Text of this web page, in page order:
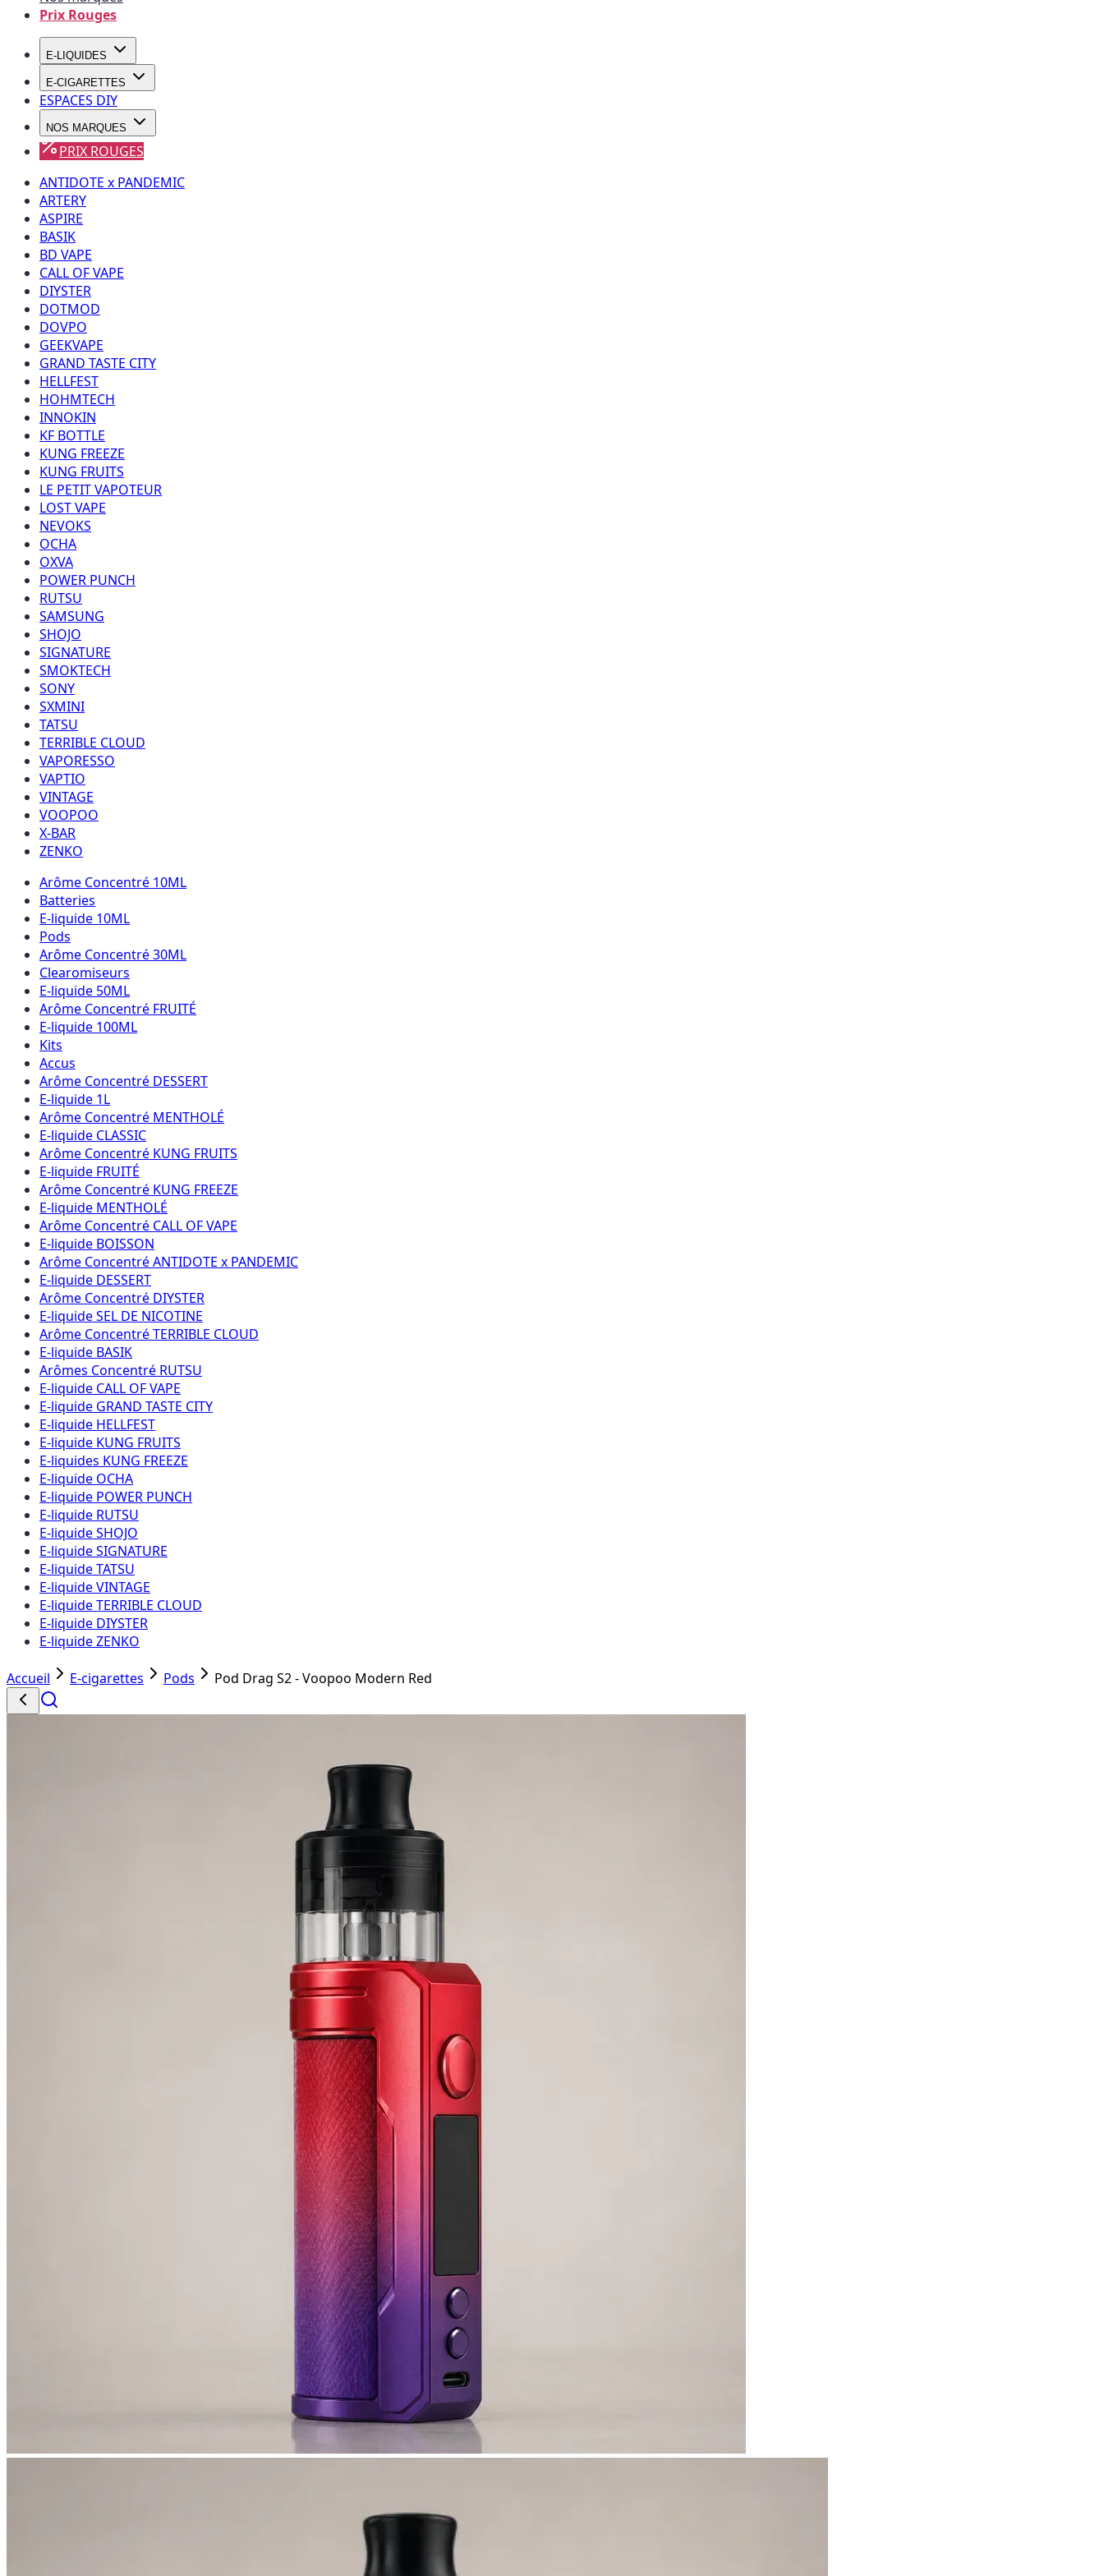
Prix Rouges
E-LIQUIDES
E-CIGARETTES
ESPACES DIY
NOS MARQUES
PRIX ROUGES
ANTIDOTE x PANDEMIC
ARTERY
ASPIRE
BASIK
BD VAPE
CALL OF VAPE
DIYSTER
DOTMOD
DOVPO
GEEKVAPE
GRAND TASTE CITY
HELLFEST
HOHMTECH
INNOKIN
KF BOTTLE
KUNG FREEZE
KUNG FRUITS
LE PETIT VAPOTEUR
LOST VAPE
NEVOKS
OCHA
OXVA
POWER PUNCH
RUTSU
SAMSUNG
SHOJO
SIGNATURE
SMOKTECH
SONY
SXMINI
TATSU
TERRIBLE CLOUD
VAPORESSO
VAPTIO
VINTAGE
VOOPOO
X-BAR
ZENKO
Arôme Concentré 10ML
Batteries
E-liquide 10ML
Pods
Arôme Concentré 30ML
Clearomiseurs
E-liquide 50ML
Arôme Concentré FRUITÉ
E-liquide 100ML
Kits
Accus
Arôme Concentré DESSERT
E-liquide 1L
Arôme Concentré MENTHOLÉ
E-liquide CLASSIC
Arôme Concentré KUNG FRUITS
E-liquide FRUITÉ
Arôme Concentré KUNG FREEZE
E-liquide MENTHOLÉ
Arôme Concentré CALL OF VAPE
E-liquide BOISSON
Arôme Concentré ANTIDOTE x PANDEMIC
E-liquide DESSERT
Arôme Concentré DIYSTER
E-liquide SEL DE NICOTINE
Arôme Concentré TERRIBLE CLOUD
E-liquide BASIK
Arômes Concentré RUTSU
E-liquide CALL OF VAPE
E-liquide GRAND TASTE CITY
E-liquide HELLFEST
E-liquide KUNG FRUITS
E-liquides KUNG FREEZE
E-liquide OCHA
E-liquide POWER PUNCH
E-liquide RUTSU
E-liquide SHOJO
E-liquide SIGNATURE
E-liquide TATSU
E-liquide VINTAGE
E-liquide TERRIBLE CLOUD
E-liquide DIYSTER
E-liquide ZENKO
Accueil E-cigarettes Pods Pod Drag S2 - Voopoo Modern Red